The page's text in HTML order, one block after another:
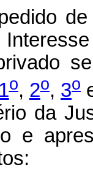
de
o, 2o, 3o
da
e